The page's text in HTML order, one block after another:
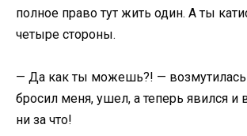
полное право тут жить один. А ты
четыре стороны.
— Да как ты можешь?! — возмутилась
бросил меня, ушел, а теперь явился
ни за что!